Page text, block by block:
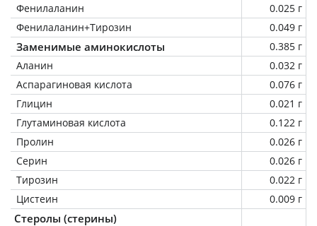
Фенилаланин
0.025 г
Фенилаланин+Тирозин
0.049 г
Заменимые аминокислоты
0.385 г
Аланин
0.032 г
Аспарагиновая кислота
0.076 г
Глицин
0.021 г
Глутаминовая кислота
0.122 г
Пролин
0.026 г
Серин
0.026 г
Тирозин
0.022 г
Цистеин
0.009 г
Стеролы (стерины)